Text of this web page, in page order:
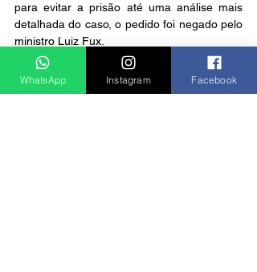
para evitar a prisão até uma análise mais
detalhada do caso, o pedido foi negado pelo
ministro Luiz Fux.
Notícias
WhatsApp Instagram Facebook